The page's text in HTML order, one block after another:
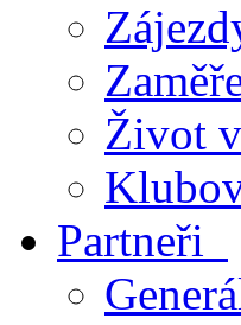
Život
Partneři